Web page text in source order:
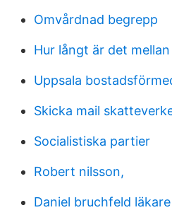
Omvårdnad begrepp
Hur långt är det
Uppsala
Skicka mail
Socialistiska partier
Robert nilsson,
Daniel bruchfeld läkare